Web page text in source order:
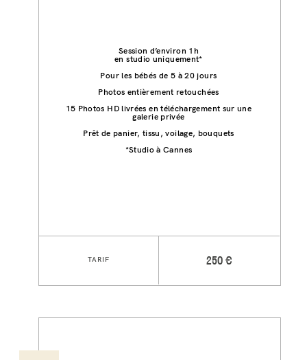
Session d’environ 1h
en studio uniquement*
Pour les bébés de 5 à 20 jours
Photos entièrement retouchées
15 Photos HD livrées en téléchargement sur une
galerie privée
Prêt de panier, tissu, voilage, bouquets
*Studio à Cannes
250 €
TARIF